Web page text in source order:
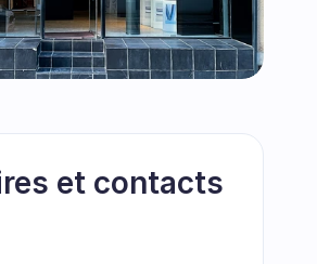
et contacts